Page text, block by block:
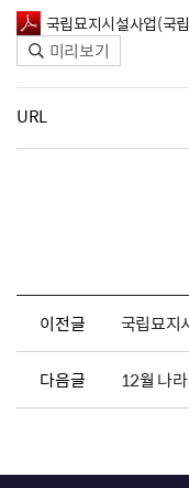
국립묘지시설사업(국
미리보기
URL
이전글
다음글 12월 나